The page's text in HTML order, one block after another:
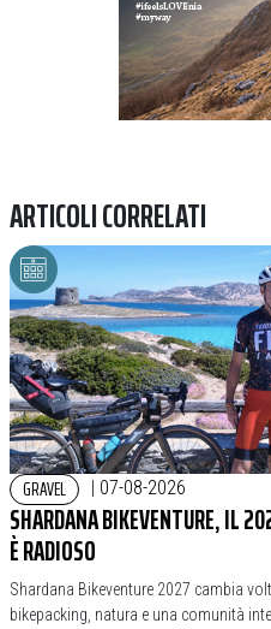
ARTICOLI CORRELATI
GRAVEL | 07-08-2026
SHARDANA BIKEVENTURE, IL
È RADIOSO
Shardana Bikeventure 2027 cambia
bikepacking, natura e una comunità